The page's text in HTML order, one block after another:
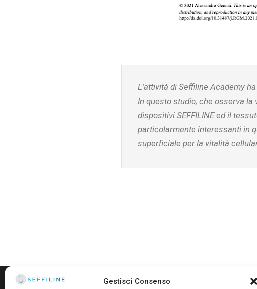
Gestisci Consenso
L’attività di Seffiline Academy
In questo studio, che osserva
dispositivi SEFFILINE ed il
particolarmente interessanti in
superficiale per la vitalità